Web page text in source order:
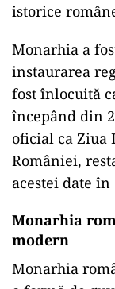
istorice
Monarhia a
instaurarea
fost înlocuită
începând din
oficial ca Ziua
României,
acestei date
Monarhia
modern
Monarhia